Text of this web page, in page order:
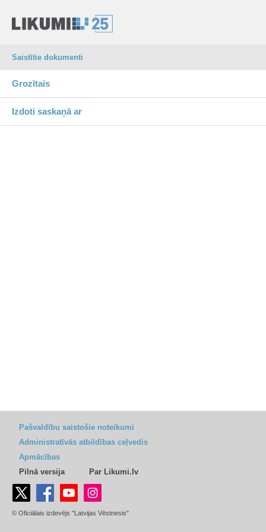
Saistītie dokumenti
Grozītais
Izdoti saskaņā ar
Pašvaldību saistošie noteikumi
Administratīvās atbildības ceļvedis
Apmācības
Pilnā versija
Par Likumi.lv
© Oficiālais izdevējs "Latvijas Vēstnesis"